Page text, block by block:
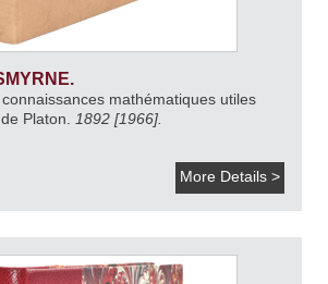
mathématiques utiles
Platon.
1892 [1966].
More Details >